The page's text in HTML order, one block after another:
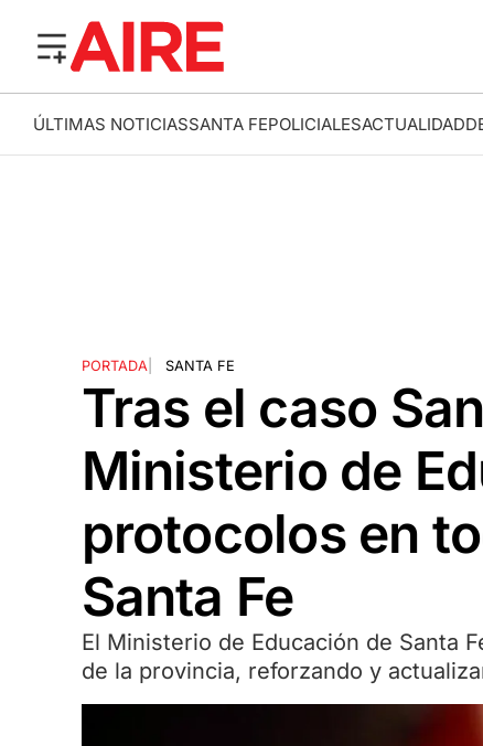
ÚLTIMAS NOTICIASSANTA FEPOLICIALESACTUALIDAD
PORTADA| SANTA FE
Tras el caso
Ministerio de
protocolos en
Santa Fe
El Ministerio de Educación de Santa
de la provincia, reforzando y